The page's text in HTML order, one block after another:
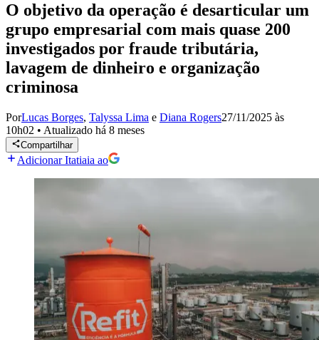
O objetivo da operação é desarticular um
grupo empresarial com mais quase 200
investigados por fraude tributária,
lavagem de dinheiro e organização
criminosa
PorLucas Borges, Talyssa Lima e Diana Rogers27/11/2025 às
10h02 • Atualizado há 8 meses
Compartilhar
Adicionar Itatiaia ao